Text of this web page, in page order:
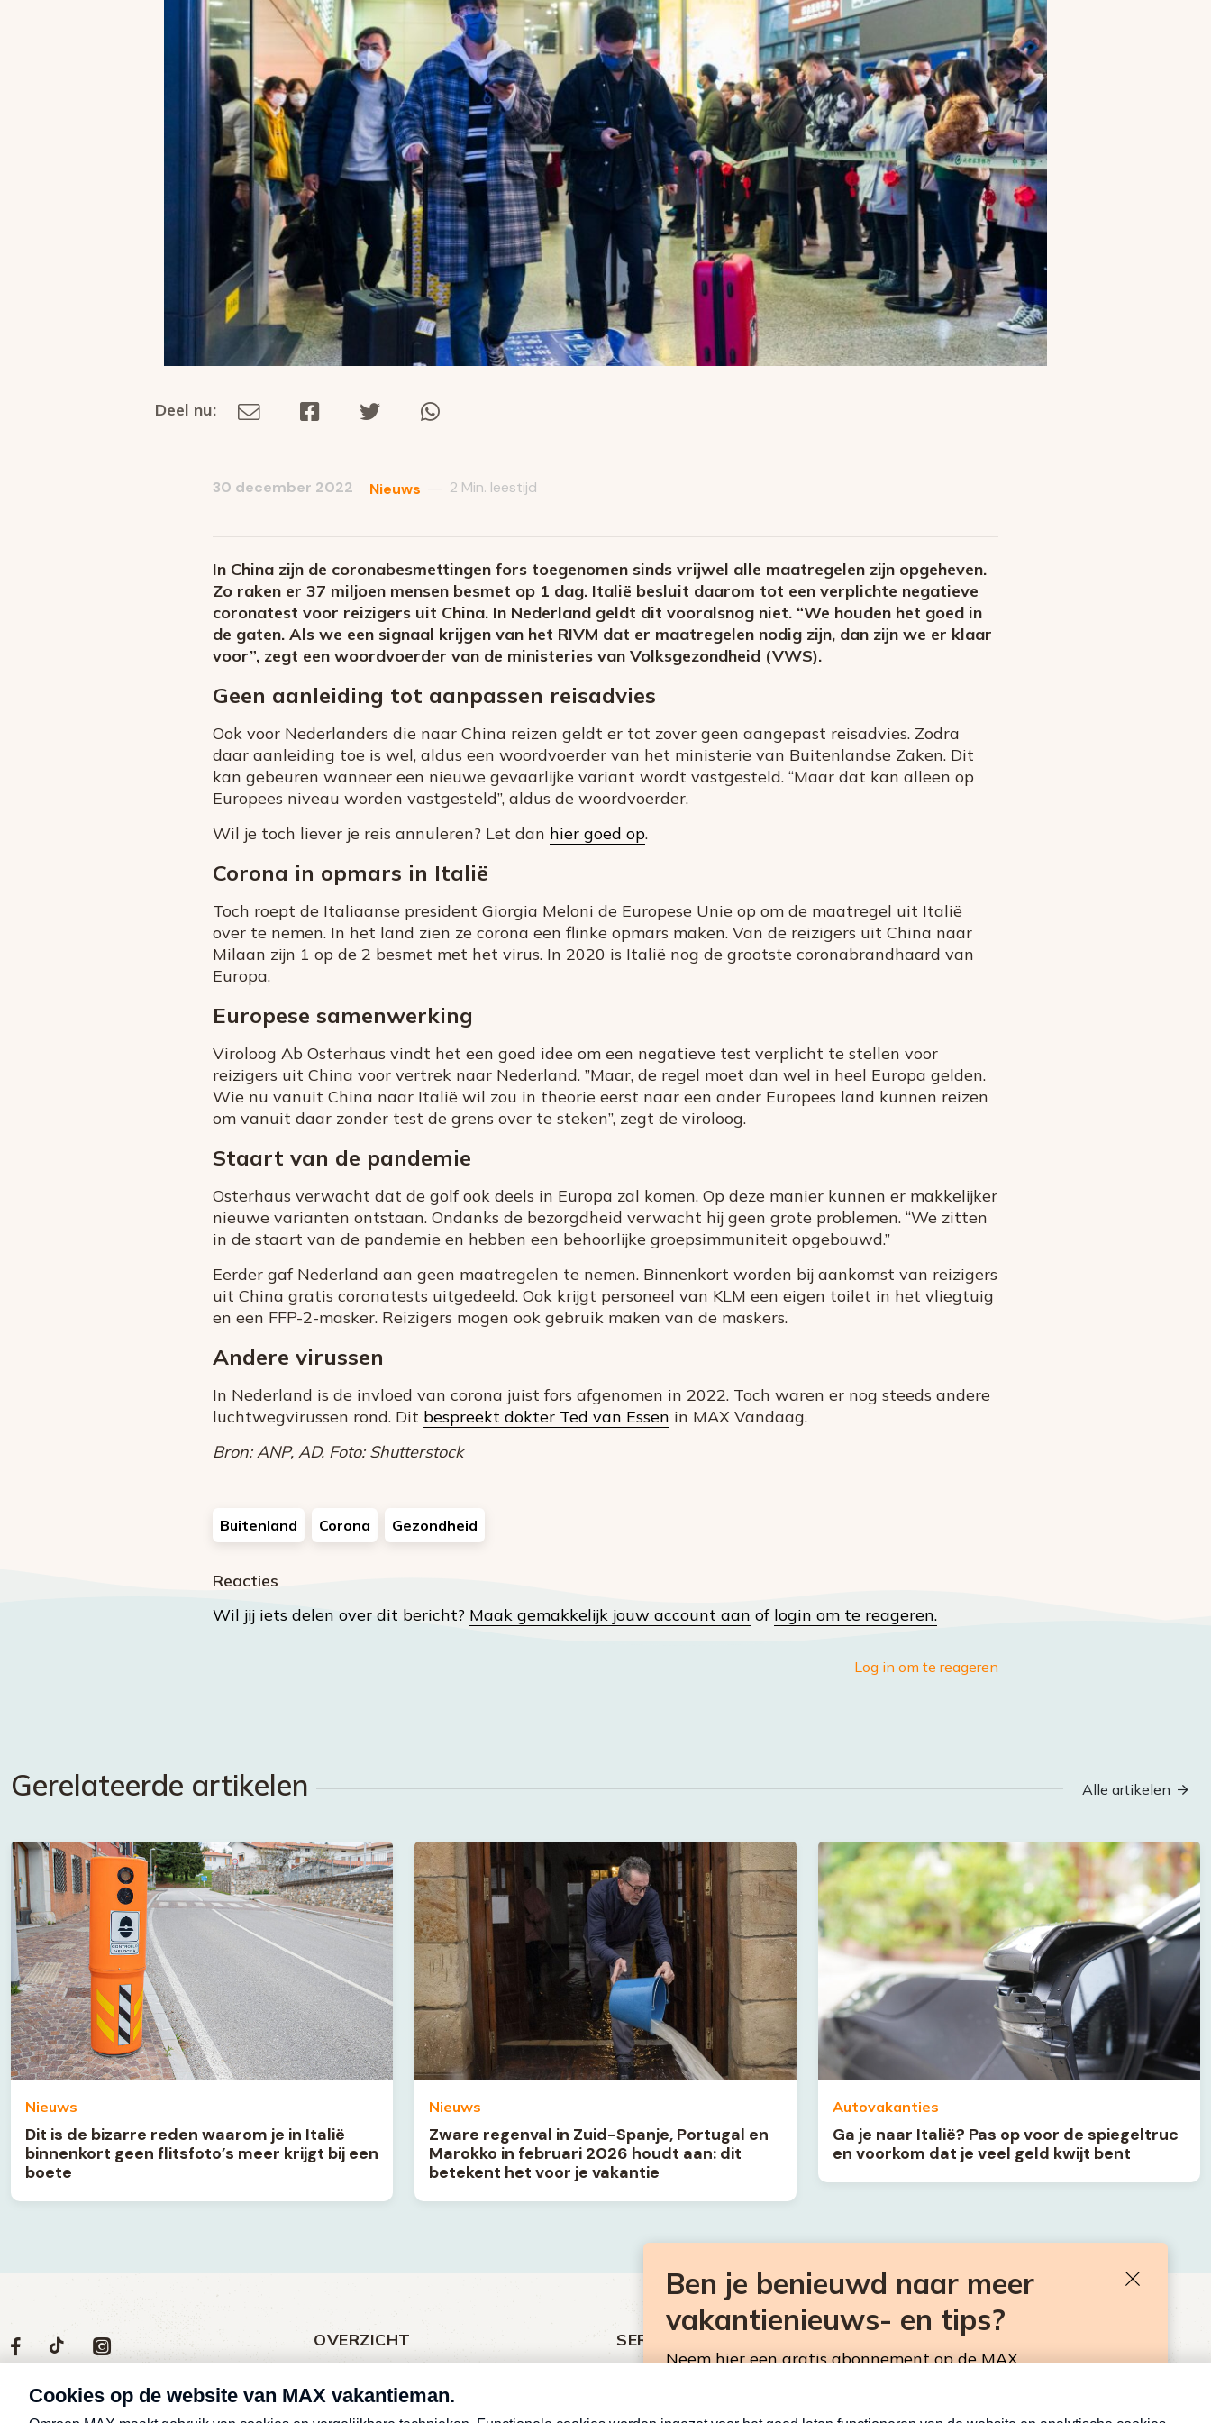
Deel
Deel nu:
mail
30 december 2022 Nieuws — 2 Min. leestijd
In China zijn de coronabesmettingen fors toegenomen sinds vrijwel alle maatregelen zijn opgeheven.
Zo raken er 37 miljoen mensen besmet op 1 dag. Italië besluit daarom tot een verplichte negatieve
coronatest voor reizigers uit China. In Nederland geldt dit vooralsnog niet. “We houden het goed in
de gaten. Als we een signaal krijgen van het RIVM dat er maatregelen nodig zijn, dan zijn we er klaar
voor”, zegt een woordvoerder van de ministeries van Volksgezondheid (VWS).
Geen aanleiding tot aanpassen reisadvies
Ook voor Nederlanders die naar China reizen geldt er tot zover geen aangepast reisadvies. Zodra
daar aanleiding toe is wel, aldus een woordvoerder van het ministerie van Buitenlandse Zaken. Dit
kan gebeuren wanneer een nieuwe gevaarlijke variant wordt vastgesteld. “Maar dat kan alleen op
Europees niveau worden vastgesteld”, aldus de woordvoerder.
Wil je toch liever je reis annuleren? Let dan hier goed op.
Corona in opmars in Italië
Toch roept de Italiaanse president Giorgia Meloni de Europese Unie op om de maatregel uit Italië
over te nemen. In het land zien ze corona een flinke opmars maken. Van de reizigers uit China naar
Milaan zijn 1 op de 2 besmet met het virus. In 2020 is Italië nog de grootste coronabrandhaard van
Europa.
Europese samenwerking
Viroloog Ab Osterhaus vindt het een goed idee om een negatieve test verplicht te stellen voor
reizigers uit China voor vertrek naar Nederland. ”Maar, de regel moet dan wel in heel Europa gelden.
Wie nu vanuit China naar Italië wil zou in theorie eerst naar een ander Europees land kunnen reizen
om vanuit daar zonder test de grens over te steken”, zegt de viroloog.
Staart van de pandemie
Osterhaus verwacht dat de golf ook deels in Europa zal komen. Op deze manier kunnen er makkelijker
nieuwe varianten ontstaan. Ondanks de bezorgdheid verwacht hij geen grote problemen. “We zitten
in de staart van de pandemie en hebben een behoorlijke groepsimmuniteit opgebouwd.”
Eerder gaf Nederland aan geen maatregelen te nemen. Binnenkort worden bij aankomst van reizigers
uit China gratis coronatests uitgedeeld. Ook krijgt personeel van KLM een eigen toilet in het vliegtuig
en een FFP-2-masker. Reizigers mogen ook gebruik maken van de maskers.
Andere virussen
In Nederland is de invloed van corona juist fors afgenomen in 2022. Toch waren er nog steeds andere
luchtwegvirussen rond. Dit bespreekt dokter Ted van Essen in MAX Vandaag.
Bron: ANP, AD. Foto: Shutterstock
Buitenland Corona Gezondheid
Reacties
Wil jij iets delen over dit bericht? Maak gemakkelijk jouw account aan of login om te reageren.
Log in om te reageren
Gerelateerde artikelen Alle artikelen
Nieuws
Dit is de bizarre reden waarom je in Italië
binnenkort geen flitsfoto’s meer krijgt bij een
boete
Nieuws
Zware regenval in Zuid-Spanje, Portugal en
Marokko in februari 2026 houdt aan: dit
betekent het voor je vakantie
Autovakanties
Ga je naar Italië? Pas op voor de spiegeltruc
en voorkom dat je veel geld kwijt bent
Volg
ons
social
media
Social
media
Volg
op
Volg
op
Volg
op
OVERZICHT
Nieuws
SERVICE BEN JE BENIEUWD NAAR MEER
VAKANTIENIEUWS- EN TIPS?
Ben je benieuwd naar meer
vakantienieuws- en tips?
Neem hier een gratis abonnement op de MAX